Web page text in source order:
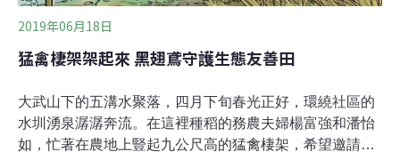
2019年06月18日
猛禽棲架架起來 黑翅鳶守護生態友善田
大武山下的五溝水聚落，四月下旬春光正好，環繞社區的
水圳湧泉潺潺奔流。在這裡種稻的務農夫婦楊富強和潘怡
如，忙著在農地上豎起九公尺高的猛禽棲架，希望邀請平